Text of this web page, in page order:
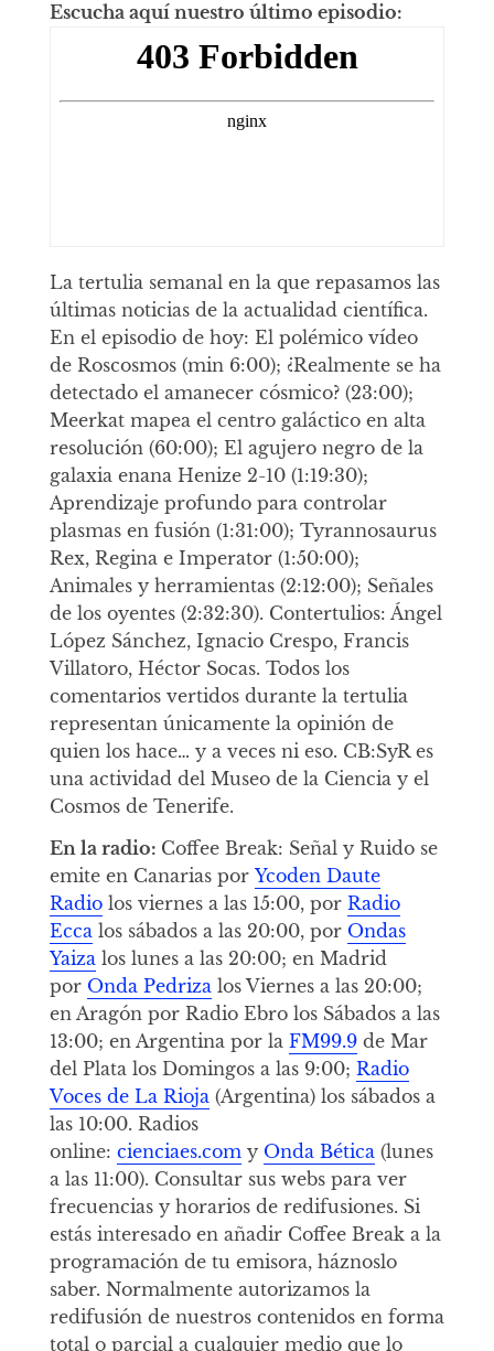
Escucha aquí nuestro último episodio:
La tertulia semanal en la que repasamos las
últimas noticias de la actualidad científica.
En el episodio de hoy: El polémico vídeo
de Roscosmos (min 6:00); ¿Realmente se ha
detectado el amanecer cósmico? (23:00);
Meerkat mapea el centro galáctico en alta
resolución (60:00); El agujero negro de la
galaxia enana Henize 2-10 (1:19:30);
Aprendizaje profundo para controlar
plasmas en fusión (1:31:00); Tyrannosaurus
Rex, Regina e Imperator (1:50:00);
Animales y herramientas (2:12:00); Señales
de los oyentes (2:32:30). Contertulios: Ángel
López Sánchez, Ignacio Crespo, Francis
Villatoro, Héctor Socas. Todos los
comentarios vertidos durante la tertulia
representan únicamente la opinión de
quien los hace… y a veces ni eso. CB:SyR es
una actividad del Museo de la Ciencia y el
Cosmos de Tenerife.
En la radio: Coffee Break: Señal y Ruido se
emite en Canarias por Ycoden Daute
Radiolos viernes a las 15:00, por Radio
Ecca los sábados a las 20:00, por Ondas
Yaiza los lunes a las 20:00; en Madrid
por Onda Pedriza los Viernes a las 20:00;
en Aragón por Radio Ebro los Sábados a las
13:00; en Argentina por la FM99.9de Mar
del Plata los Domingos a las 9:00; Radio
Voces de La Rioja (Argentina) los sábados a
las 10:00. Radios
online: cienciaes.com y Onda Bética (lunes
a las 11:00). Consultar sus webs para ver
frecuencias y horarios de redifusiones. Si
estás interesado en añadir Coffee Break a la
programación de tu emisora, háznoslo
saber. Normalmente autorizamos la
redifusión de nuestros contenidos en forma
total o parcial a cualquier medio que lo